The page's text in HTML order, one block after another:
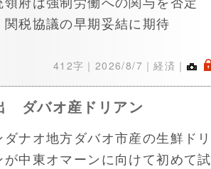
関税協議の早期妥結に期待
412字｜ 2026/8/7 ｜経済｜ .
ダバオ産ドリアン
ダナオ地方ダバオ市産の生鮮ドリ
が中東オマーンに向けて初めて試